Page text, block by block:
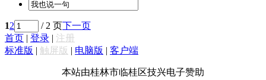
12 / 2 页下一页
首页 | 登录 | 注册
标准版 | 触屏版 | 电脑版 | 客户端
本站由桂林市临桂区技兴电子赞助